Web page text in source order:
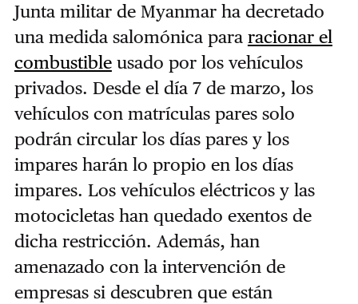
Junta militar de Myanmar ha decretado
una medida salomónica para racionar el
combustibleusado por los vehículos
privados. Desde el día 7 de marzo, los
vehículos con matrículas pares solo
podrán circular los días pares y los
impares harán lo propio en los días
impares. Los vehículos eléctricos y las
motocicletas han quedado exentos de
dicha restricción. Además, han
amenazado con la intervención de
empresas si descubren que están